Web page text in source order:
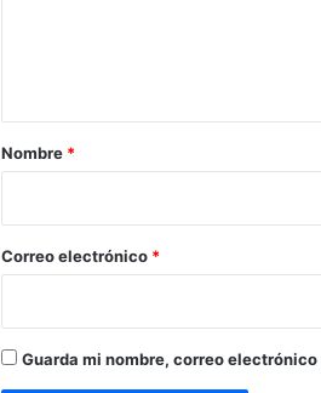
r
*
Nombre *
Correo electrónico *
Guarda mi nombre, correo